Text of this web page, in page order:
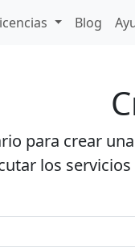
Blog
para crear
los